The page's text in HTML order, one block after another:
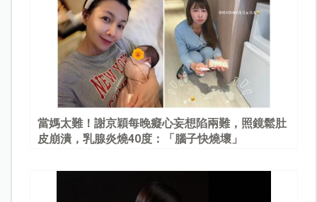
當媽太難！謝京穎每晚癡心妄想陷兩難，照鏡鬆肚
皮崩潰，乳腺炎燒40度：「腦子快燒壞」